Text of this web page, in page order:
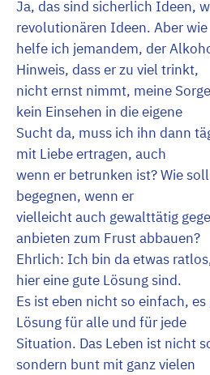
Ja, das sind sicherlich Ideen,
revolutionären Ideen. Aber wie
helfe ich jemandem, der
Hinweis, dass er zu viel trinkt,
nicht ernst nimmt, meine
kein Einsehen in die eigene
Sucht da, muss ich ihn dann
mit Liebe ertragen, auch
wenn er betrunken ist? Wie
begegnen, wenn er
vielleicht auch gewalttätig
anbieten zum Frust abbauen?
Ehrlich: Ich bin da etwas
hier eine gute Lösung sind.
Es ist eben nicht so einfach,
Lösung für alle und für jede
Situation. Das Leben ist nicht
sondern bunt mit ganz vielen